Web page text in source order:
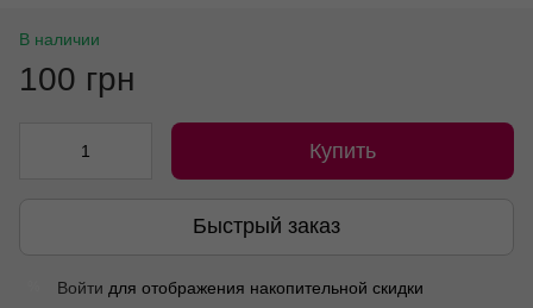
В наличии
100 грн
Купить
Быстрый заказ
Войти для отображения накопительной скидки